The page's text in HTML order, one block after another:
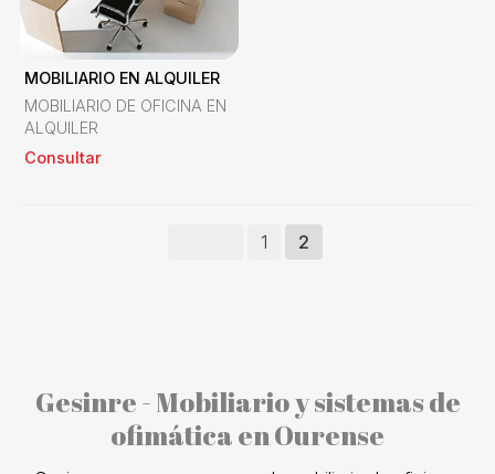
MOBILIARIO EN ALQUILER
MOBILIARIO DE OFICINA EN
ALQUILER
Consultar
1 2
Gesinre - Mobiliario y sistemas de
ofimática en Ourense